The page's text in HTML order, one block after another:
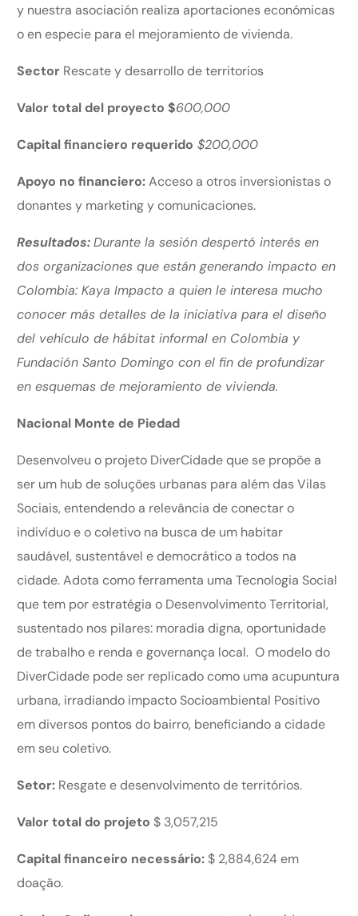
y nuestra asociación realiza aportaciones económicas
o en especie para el mejoramiento de vivienda.
Sector Rescate y desarrollo de territorios
Valor total del proyecto $600,000
Capital financiero requerido $200,000
Apoyo no financiero:Acceso a otros inversionistas o
donantes y marketing y comunicaciones.
Resultados:Durante la sesión despertó interés en
dos organizaciones que están generando impacto en
Colombia: Kaya Impacto a quien le interesa mucho
conocer más detalles de la iniciativa para el diseño
del vehículo de hábitat informal en Colombia y
Fundación Santo Domingo con el fin de profundizar
en esquemas de mejoramiento de vivienda.
Nacional Monte de Piedad
Desenvolveu o projeto DiverCidade que se propõe a
ser um hub de soluções urbanas para além das Vilas
Sociais, entendendo a relevância de conectar o
indivíduo e o coletivo na busca de um habitar
saudável, sustentável e democrático a todos na
cidade. Adota como ferramenta uma Tecnologia Social
que tem por estratégia o Desenvolvimento Territorial,
sustentado nos pilares: moradia digna, oportunidade
de trabalho e renda e governança local. O modelo do
DiverCidade pode ser replicado como uma acupuntura
urbana, irradiando impacto Socioambiental Positivo
em diversos pontos do bairro, beneficiando a cidade
em seu coletivo.
Setor: Resgate e desenvolvimento de territórios.
Valor total do projeto $ 3,057,215
Capital financeiro necessário: $ 2,884,624 em
doação.